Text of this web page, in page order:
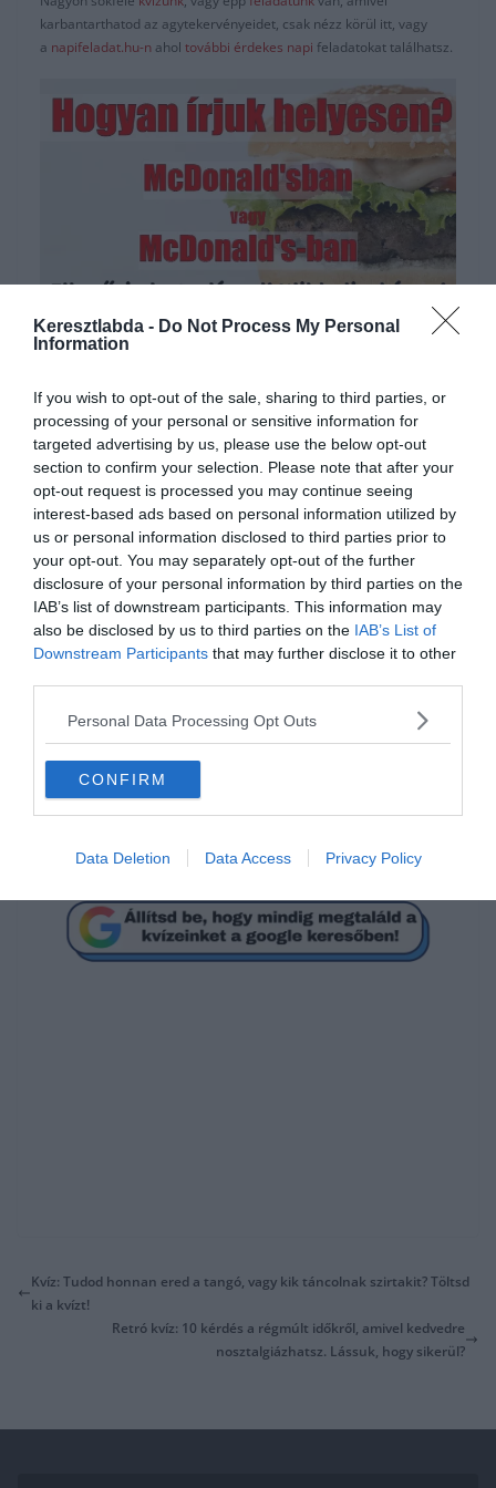
Keresztlabda - Do Not Process My Personal
Information
If you wish to opt-out of the sale, sharing to third parties, or
processing of your personal or sensitive information for
targeted advertising by us, please use the below opt-out
section to confirm your selection. Please note that after your
opt-out request is processed you may continue seeing
interest-based ads based on personal information utilized by
us or personal information disclosed to third parties prior to
your opt-out. You may separately opt-out of the further
disclosure of your personal information by third parties on the
IAB’s list of downstream participants. This information may
also be disclosed by us to third parties on the IAB’s List of
Downstream Participants that may further disclose it to other
Personal Data Processing Opt Outs
CONFIRM
Data Deletion Data Access Privacy Policy
karbantarthatod az agytekervényeidet, csak nézz körül itt, vagy
a napifeladat.hu-n ahol további érdekes napi feladatokat találhatsz.
Hirdetés
Tudod hogyan írjuk
helyesen?
McDonald's-ban
McDonald'sban
Kvíz: Tudod honnan ered a tangó, vagy kik táncolnak szirtakit? Töltsd
ki a kvízt!
Retró kvíz: 10 kérdés a régmúlt időkről, amivel kedvedre
nosztalgiázhatsz. Lássuk, hogy sikerül?